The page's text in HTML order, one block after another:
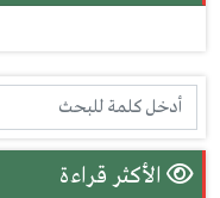
الأكثر قراءة